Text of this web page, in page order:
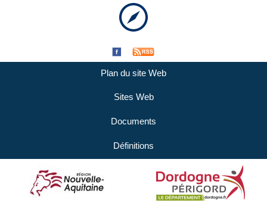
Plan du site Web
Sites Web
Documents
Définitions